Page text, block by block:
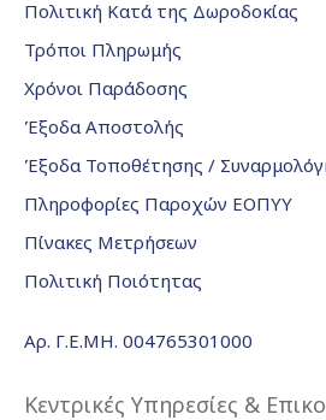
Πολιτική Κατά της Δωροδοκίας
Τρόποι Πληρωμής
Χρόνοι Παράδοσης
Έξοδα Αποστολής
Έξοδα Τοποθέτησης /
Πληροφορίες Παροχών ΕΟΠΥΥ
Πίνακες Μετρήσεων
Πολιτική Ποιότητας
Αρ. Γ.Ε.ΜΗ. 004765301000
Κεντρικές Υπηρεσίες &